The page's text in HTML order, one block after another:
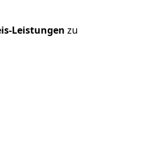
Leistungen zu